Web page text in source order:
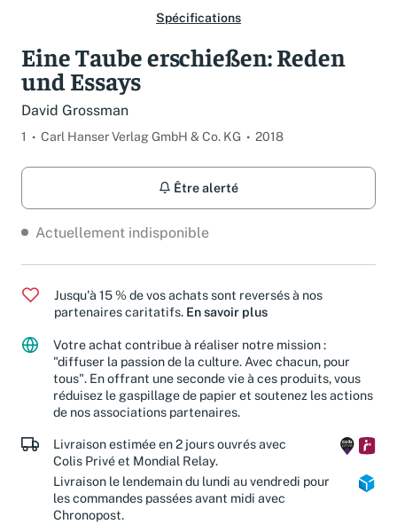
Spécifications
Eine Taube erschießen: Reden
und Essays
David Grossman
1 Carl Hanser Verlag GmbH & Co. KG 2018
Être alerté
Actuellement indisponible
Jusqu'à 15 % de vos achats sont reversés à nos
partenaires caritatifs. En savoir plus
Votre achat contribue à réaliser notre mission :
"diffuser la passion de la culture. Avec chacun, pour
tous". En offrant une seconde vie à ces produits, vous
réduisez le gaspillage de papier et soutenez les actions
de nos associations partenaires.
Livraison estimée en 2 jours ouvrés avec
Colis Privé et Mondial Relay.
Livraison le lendemain du lundi au vendredi pour
les commandes passées avant midi avec
Chronopost.